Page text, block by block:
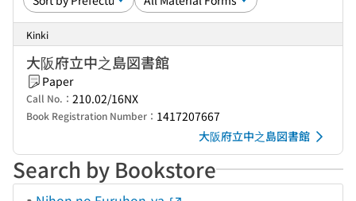
Kinki
大阪府立中之島図書館
Paper
Call No.： 210.02/16NX
Book Registration Number： 1417207667
大阪府立中之島図書館
Search by Bookstore